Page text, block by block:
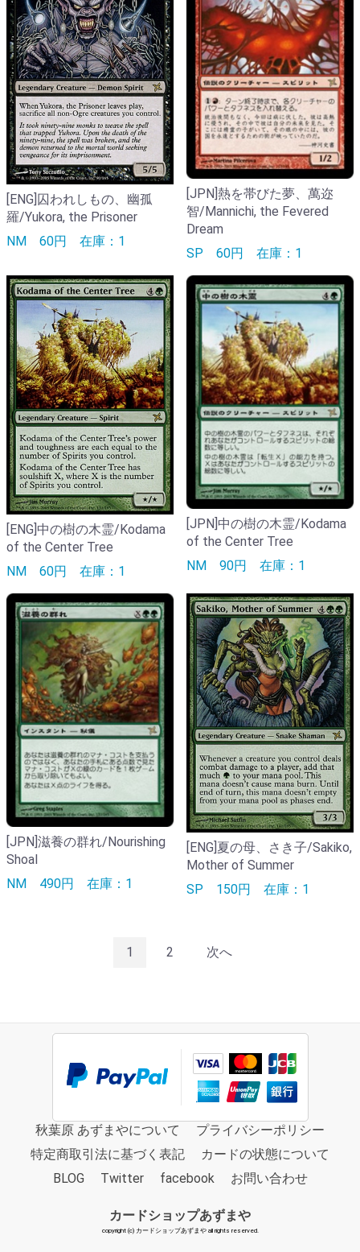
[ENG]囚われしもの、幽孤
羅/Yukora, the Prisoner
NM 60円 在庫：1
[JPN]熱を帯びた夢、萬迩
智/Mannichi, the Fevered
Dream
SP 60円 在庫：1
[ENG]中の樹の木霊/Kodama
of the Center Tree
NM 60円 在庫：1
[JPN]中の樹の木霊/Kodama
of the Center Tree
NM 90円 在庫：1
[JPN]滋養の群れ/Nourishing
Shoal
NM 490円 在庫：1
[ENG]夏の母、さき子/Sakiko,
Mother of Summer
SP 150円 在庫：1
1 2 次へ
秋葉原 あずまやについて
プライバシーポリシー
特定商取引法に基づく表記
カードの状態について
BLOG
Twitter facebook お問い合わせ
カードショップあずまや
copyright (c) カードショップあずまや all rights reserved.